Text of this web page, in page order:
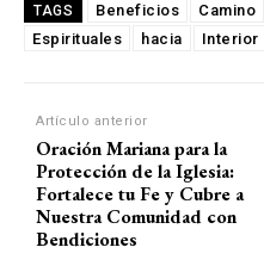
TAGS Beneficios Camino
Espirituales
hacia Interior
Artículo anterior
Oración Mariana para la
Protección de la Iglesia:
Fortalece tu Fe y Cubre a
Nuestra Comunidad con
Bendiciones